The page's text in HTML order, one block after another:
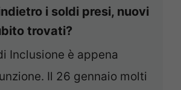
i soldi presi, nuovi
trovati?
Inclusione è appena
Il 26 gennaio molti